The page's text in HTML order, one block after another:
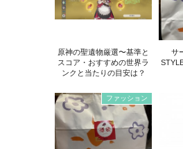
原神の聖遺物厳選〜基準と
スコア・おすすめの世界ラ
ンクと当たりの目安は？
サ
ファッション